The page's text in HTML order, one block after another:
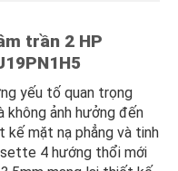
trần 2 HP
yếu tố quan trọng
không ảnh hưởng đến
mặt nạ phẳng và tinh
4 hướng thổi mới